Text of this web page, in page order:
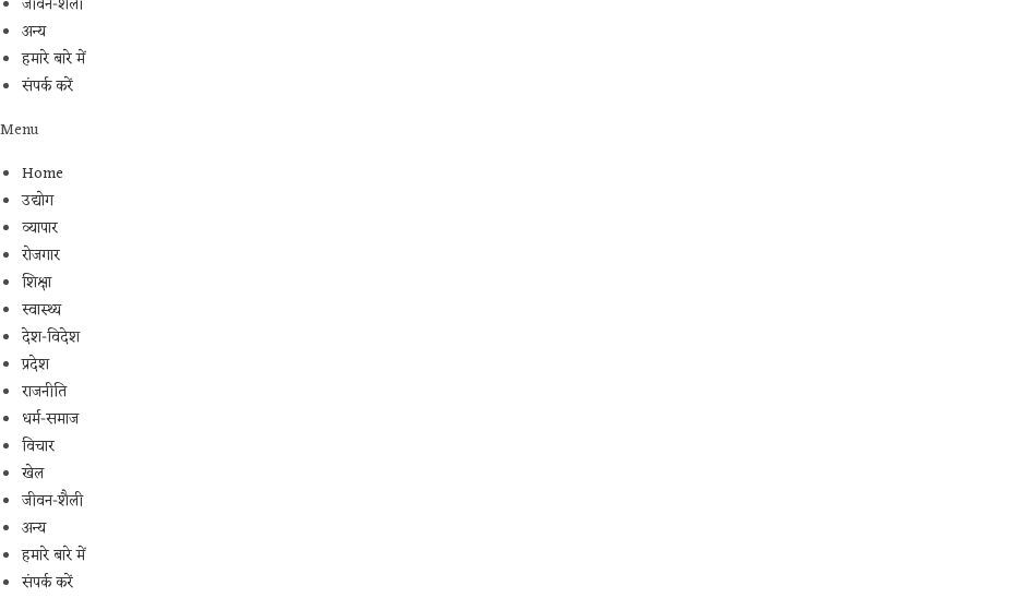
अन्य
हमारे बारे में
संपर्क करें
Menu
Home
उद्योग
व्यापार
रोजगार
शिक्षा
स्वास्थ्य
देश-विदेश
प्रदेश
राजनीति
धर्म-समाज
विचार
खेल
जीवन-शैली
अन्य
हमारे बारे में
संपर्क करें